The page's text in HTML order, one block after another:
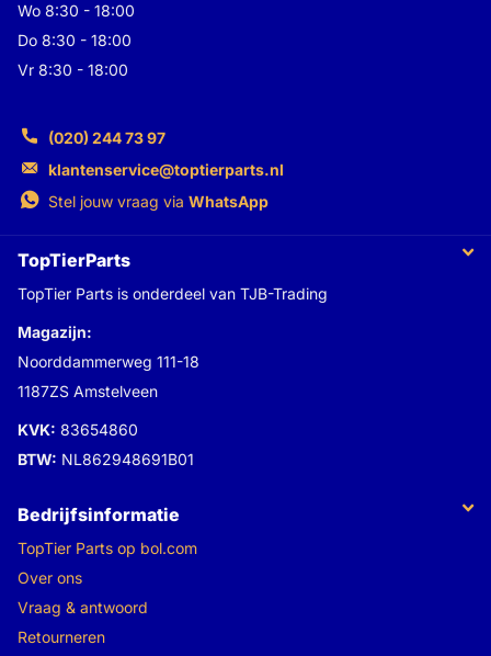
Wo 8:30 - 18:00
Do 8:30 - 18:00
Vr 8:30 - 18:00
(020) 244 73 97
klantenservice@toptierparts.nl
Stel jouw vraag via WhatsApp
TopTierParts
TopTier Parts is onderdeel van TJB-Trading
Magazijn:
Noorddammerweg 111-18
1187ZS Amstelveen
KVK: 83654860
BTW: NL862948691B01
Bedrijfsinformatie
TopTier Parts op bol.com
Over ons
Vraag & antwoord
Retourneren